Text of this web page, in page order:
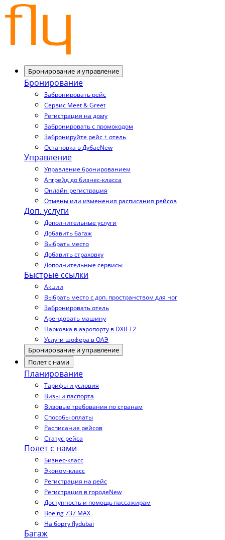
Бронирование и управление
Бронирование
Забронировать рейс
Сервис Meet & Greet
Регистрация на дому
Забронировать с промокодом
Забронируйте рейс + отель
Остановка в ДубаеNew
Управление
Управление бронированием
Апгрейд до бизнес-класса
Онлайн регистрация
Отмены или изменения расписания рейсов
Доп. услуги
Дополнительные услуги
Добавить багаж
Выбрать место
Добавить страховку
Дополнительные сервисы
Быстрые ссылки
Акции
Выбрать место с доп. пространством для ног
Забронировать отель
Арендовать машину
Парковка в аэропорту в DXB T2
Услуги шофера в ОАЭ
Бронирование и управление
Полет с нами
Планирование
Тарифы и условия
Визы и паспорта
Визовые требования по странам
Способы оплаты
Расписание рейсов
Статус рейса
Полет с нами
Бизнес-класс
Эконом-класс
Регистрация на рейс
Регистрация в городеNew
Доступность и помощь пассажирам
Boeing 737 MAX
На борту flydubai
Багаж